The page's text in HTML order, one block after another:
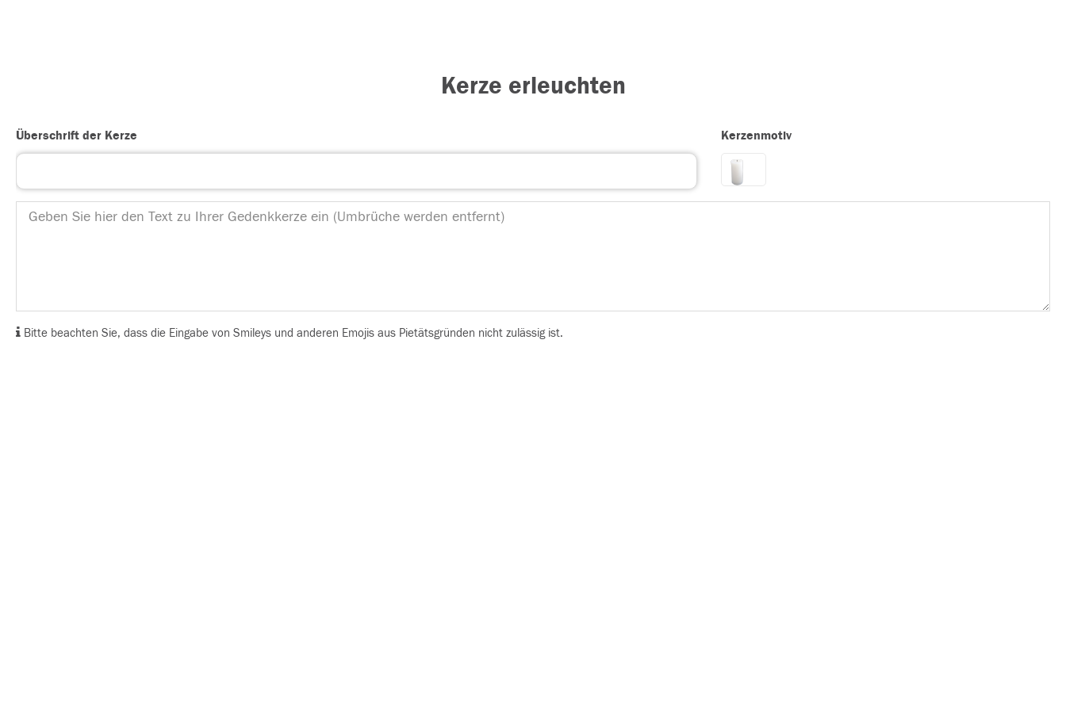
Kerze erleuchten
Überschrift der Kerze Kerzenmotiv
Bitte beachten Sie, dass die Eingabe von Smileys und anderen Emojis aus Pietätsgründen nicht zulässig ist.